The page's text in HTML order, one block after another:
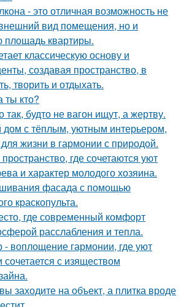
- это отличная возможность не
вид помещения, но и
квартиры.
классическую основу и
создавая пространство, в
творить и отдыхать.
ты кто?
будто не вагон ищут, а жертву.
с тёплым, уютным интерьером,
жизни в гармонии с природой.
где сочетаются уют
и характер молодого хозяина.
фасада с помощью
краскопульта.
где современный комфорт
расслабления и тепла.
- воплощение гармонии, где уют
с изяществом
заходите на объект, а плитка вроде